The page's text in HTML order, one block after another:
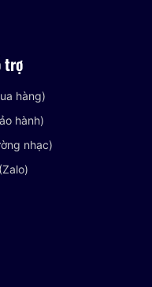
trợ
hàng)
hành)
nhạc)